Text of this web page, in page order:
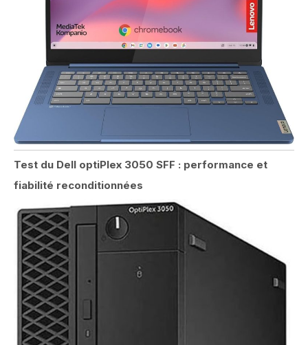
Test du Dell optiPlex 3050 SFF : performance et
fiabilité reconditionnées